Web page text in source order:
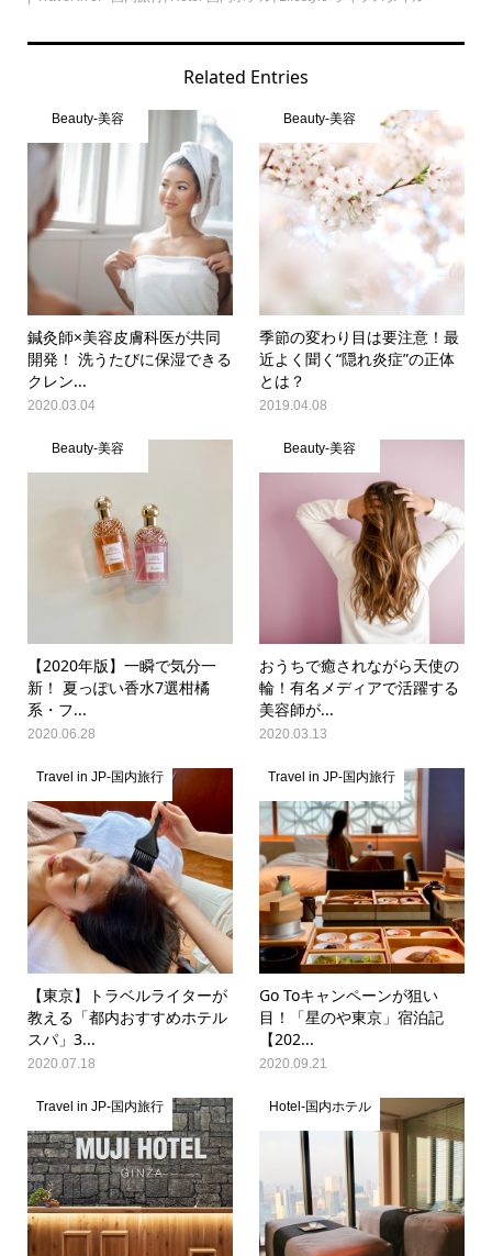
Related Entries
Beauty-美容
鍼灸師×美容皮膚科医が共同
開発！ 洗うたびに保湿できる
クレン...
2020.03.04
Beauty-美容
季節の変わり目は要注意！最
近よく聞く“隠れ炎症”の正体
とは？
2019.04.08
Beauty-美容
【2020年版】一瞬で気分一
新！ 夏っぽい香水7選柑橘
系・フ...
2020.06.28
Beauty-美容
おうちで癒されながら天使の
輪！有名メディアで活躍する
美容師が...
2020.03.13
Travel in JP-国内旅行
【東京】トラベルライターが
教える「都内おすすめホテル
スパ」3...
2020.07.18
Travel in JP-国内旅行
Go Toキャンペーンが狙い
目！「星のや東京」宿泊記
【202...
2020.09.21
Travel in JP-国内旅行 Hotel-国内ホテル